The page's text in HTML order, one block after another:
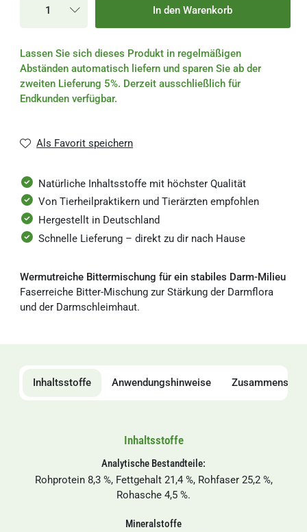
250 g
100,00 € / Kilogramm
Alle 2 Wochen
Alle 4 Wochen
Alle 6 Wochen
Alle 3 Monate
In den Warenkorb
Als Favorit speichern
Lassen Sie sich dieses Produkt in regelmäßigen
Abständen automatisch liefern und sparen Sie ab der
zweiten Lieferung 5%. Derzeit ausschließlich für
Endkunden verfügbar.
Natürliche Inhaltsstoffe mit höchster Qualität
Von Tierheilpraktikern und Tierärzten empfohlen
Hergestellt in Deutschland
Schnelle Lieferung – direkt zu dir nach Hause
Wermutreiche Bittermischung für ein stabiles Darm-Milieu
Faserreiche Bitter-Mischung zur Stärkung der Darmflora
und der Darmschleimhaut.
Inhaltsstoffe Anwendungshinweise
Inhaltsstoffe
Analytische Bestandteile:
Rohprotein 8,3 %, Fettgehalt 21,4 %, Rohfaser 25,2 %,
Rohasche 4,5 %.
Mineralstoffe